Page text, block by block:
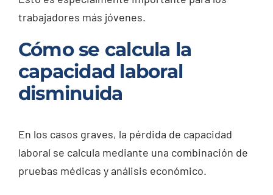
trabajadores más jóvenes.
Cómo se calcula la
capacidad laboral
disminuida
En los casos graves, la pérdida de capacidad
laboral se calcula mediante una combinación de
pruebas médicas y análisis económico.